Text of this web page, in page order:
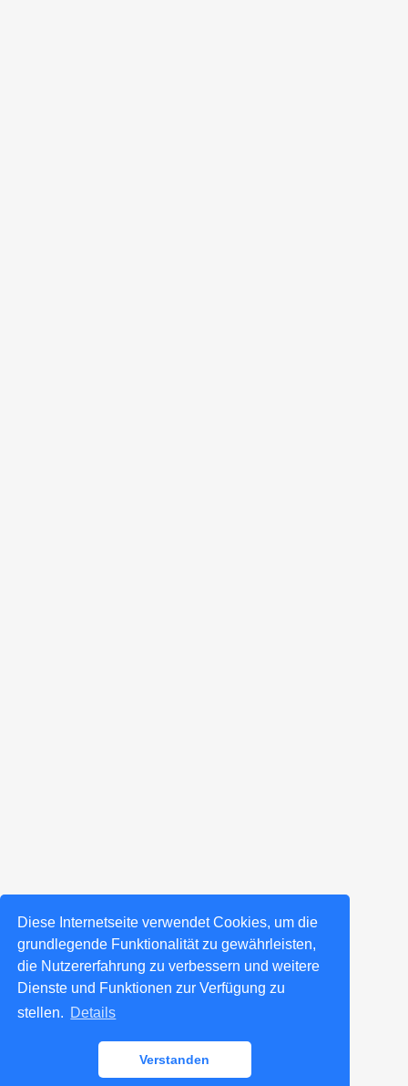
Diese Internetseite verwendet Cookies, um die
grundlegende Funktionalität zu gewährleisten,
die Nutzererfahrung zu verbessern und weitere
Dienste und Funktionen zur Verfügung zu
stellen. Details
Verstanden